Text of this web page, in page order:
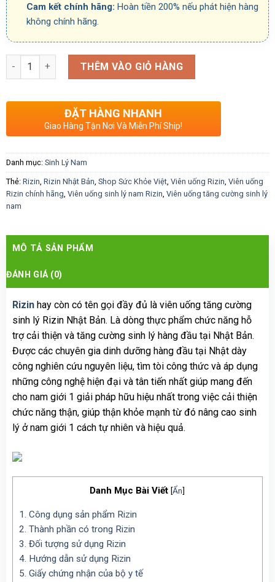
Cam kết chính hãng: Hoàn tiền 200% nếu phát hiện hàng
không chính hãng.
Số lượng THÊM VÀO GIỎ HÀNG
ĐẶT HÀNG NHANH
Giao Hàng Tận Nơi Và Miễn Phí Ship!
Danh mục: Sinh Lý Nam
Thẻ: Rizin Rizin Nhật Bản Shop Sức Khỏe Việt, Viên uống Rizin Viên uống
Rizin chính hãng Viên uống sinh lý nam Rizin Viên uống tăng cường sinh lý
nam
MÔ TẢ SẢN PHẨM
ĐÁNH GIÁ (0)
Rizinhay còn có tên gọi đầy đủ là viên uống tăng cường
sinh lý Rizin Nhật Bản. Là dòng thực phẩm chức năng hỗ
trợ cải thiện và tăng cường sinh lý hàng đầu tại Nhật Bản.
Được các chuyên gia dinh dưỡng hàng đầu tại Nhật dày
công nghiên cứu nguyên liệu, tìm tòi công thức và áp dụng
những công nghệ hiện đại và tân tiến nhất giúp mang đến
cho nam giới 1 giải pháp hữu hiệu nhất trong việc cải thiện
chức năng thận, giúp thận khỏe mạnh từ đó nâng cao sinh
lý ở nam giới 1 cách tự nhiên và hiệu quả.
Danh Mục Bài Viết [Ẩn]
1. Công dụng sản phẩm Rizin
2. Thành phần có trong Rizin
3. Đối tượng sử dụng Rizin
4. Hướng dẫn sử dụng Rizin
5. Giấy chứng nhận của bộ y tế